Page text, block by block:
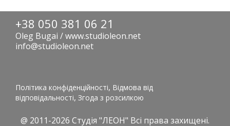
+38 050 381 06 21
Oleg Bugai / www.studioleon.net
info@studioleon.net
Політика конфіденційності, Відмова від
відповідальності, Згода з розсилкою
@ 2011-2026 Студія "ЛЕОН" Всі права захищені.